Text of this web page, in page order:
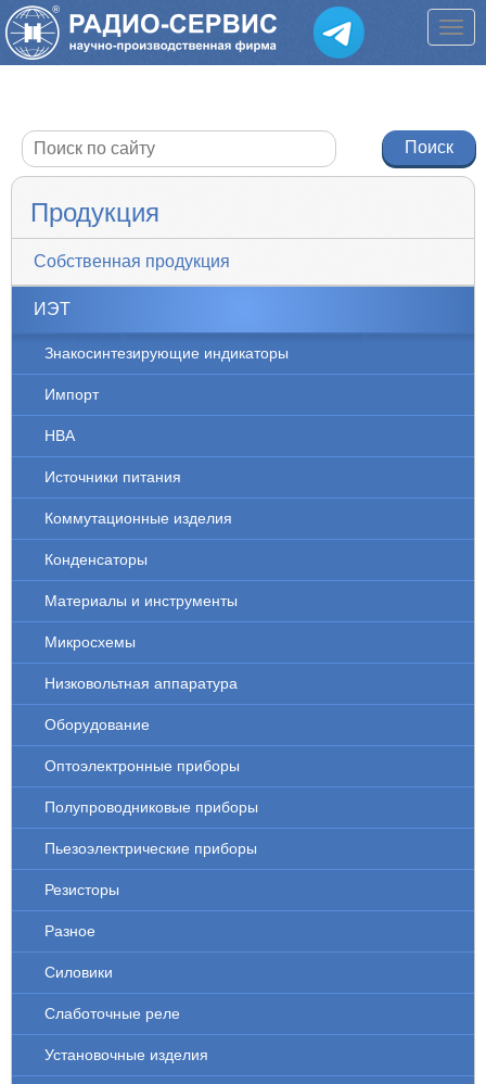
Продукция
Собственная продукция
ИЭТ
Знакосинтезирующие индикаторы
Импорт
НВА
Источники питания
Коммутационные изделия
Конденсаторы
Материалы и инструменты
Микросхемы
Низковольтная аппаратура
Оборудование
Оптоэлектронные приборы
Полупроводниковые приборы
Пьезоэлектрические приборы
Резисторы
Разное
Силовики
Слаботочные реле
Установочные изделия